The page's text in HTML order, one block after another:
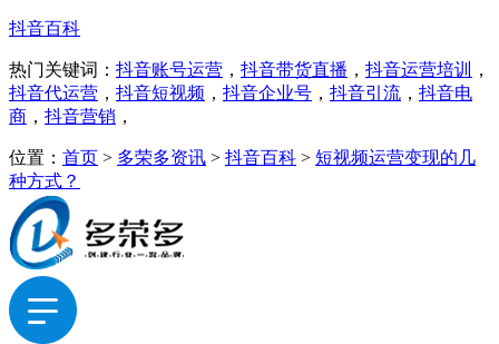
抖音百科
热门关键词： 抖音账号运营 ， 抖音带货直播 ， 抖音运营培训
，
抖音代运营 ， 抖音短视频 ， 抖音企业号 ， 抖音引流 ， 抖音电
商 ， 抖音营销 ，
位置： 首页 > 多荣多资讯 > 抖音百科 > 短视频运营变现的几
种方式？